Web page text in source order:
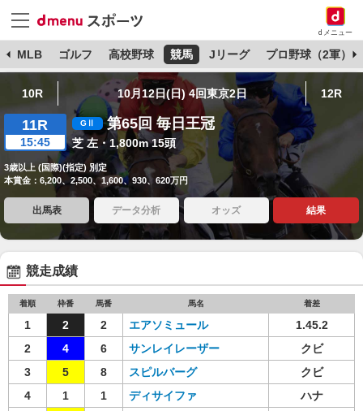
dメニュー
MLB ゴルフ 高校野球 競馬 Jリーグ プロ野球（2軍）
10R 10月12日(日) 4回東京2日 12R
11R
15:45
第65回 毎日王冠
芝 左・1,800m 15頭
3歳以上 (国際)(指定) 別定
本賞金：6,200、2,500、1,600、930、620万円
出馬表 データ分析 オッズ 結果
競走成績
着順 枠番 馬番 馬名 着差
1 2 2 エアソミュール
1.45.2
2
4 6 サンレイレーザー
クビ
3
5 8 スピルバーグ
クビ
4
1 1 ディサイファ
ハナ